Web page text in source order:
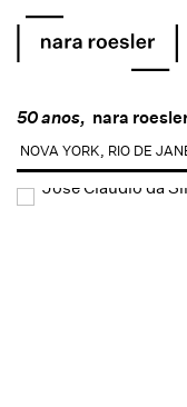
NOVA YORK, RIO DE
nara
50 anos,
Open a larger